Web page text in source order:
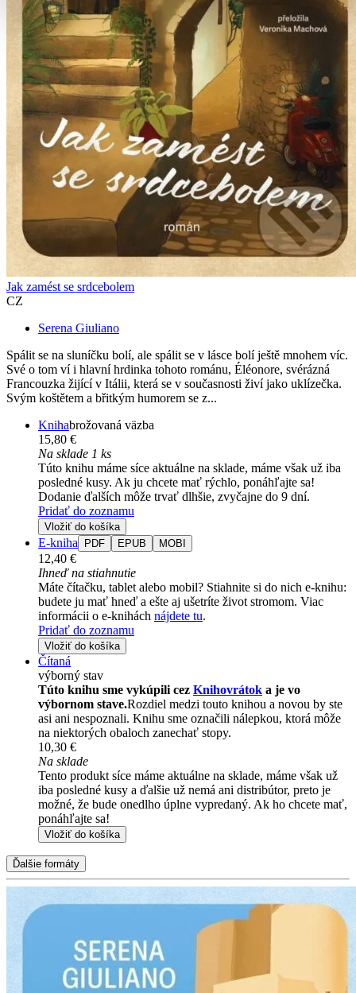
Jak zamést se srdcebolem
CZ
Serena Giuliano
Spálit se na sluníčku bolí, ale spálit se v lásce bolí ještě mnohem víc.
Své o tom ví i hlavní hrdinka tohoto románu, Éléonore, svérázná
Francouzka žijící v Itálii, která se v současnosti živí jako uklízečka.
Svým koštětem a břitkým humorem se z...
Knihabrožovaná väzba
15,80 €
Na sklade 1 ks
Túto knihu máme síce aktuálne na sklade, máme však už iba
posledné kusy. Ak ju chcete mať rýchlo, ponáhľajte sa!
Dodanie ďalších môže trvať dlhšie, zvyčajne do 9 dní.
Pridať do zoznamu
Vložiť do košíka
E-kniha PDF EPUB MOBI
12,40 €
Ihneď na stiahnutie
Máte čítačku, tablet alebo mobil? Stiahnite si do nich e-knihu:
budete ju mať hneď a ešte aj ušetríte život stromom. Viac
informácii o e-knihách nájdete tu.
Pridať do zoznamu
Vložiť do košíka
Čítaná
výborný stav
Túto knihu sme vykúpili cez Knihovrátok a je vo
výbornom stave.Rozdiel medzi touto knihou a novou by ste
asi ani nespoznali. Knihu sme označili nálepkou, ktorá môže
na niektorých obaloch zanechať stopy.
10,30 €
Na sklade
Tento produkt síce máme aktuálne na sklade, máme však už
iba posledné kusy a ďalšie už nemá ani distribútor, preto je
možné, že bude onedlho úplne vypredaný. Ak ho chcete mať,
ponáhľajte sa!
Vložiť do košíka
Ďalšie formáty